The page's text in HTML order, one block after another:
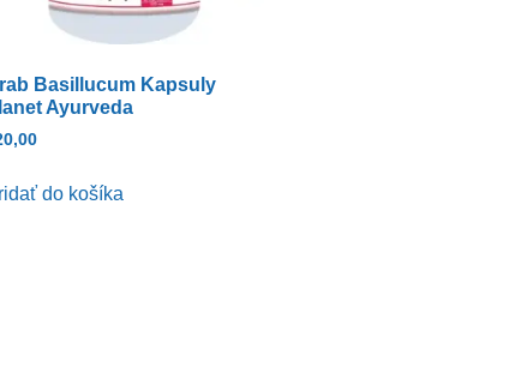
Basillucum Kapsuly
Ayurveda
do košíka